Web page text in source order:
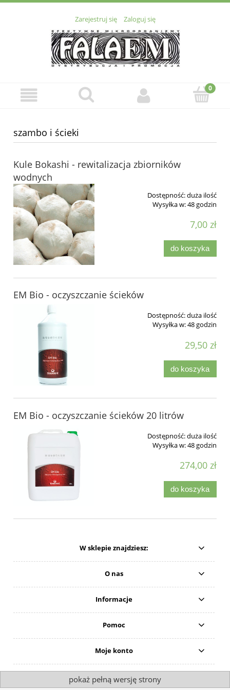
Zarejestruj się Zaloguj się
szambo i ścieki
Kule Bokashi - rewitalizacja zbiorników
wodnych
Dostępność:duża ilość
Wysyłka w:48 godzin
7,00 zł
do koszyka
EM Bio - oczyszczanie ścieków
Dostępność:duża ilość
Wysyłka w:48 godzin
29,50 zł
do koszyka
EM Bio - oczyszczanie ścieków 20 litrów
Dostępność:duża ilość
Wysyłka w:48 godzin
274,00 zł
do koszyka
W sklepie znajdziesz:
O nas
Informacje
Pomoc
Moje konto
pokaż pełną wersję strony